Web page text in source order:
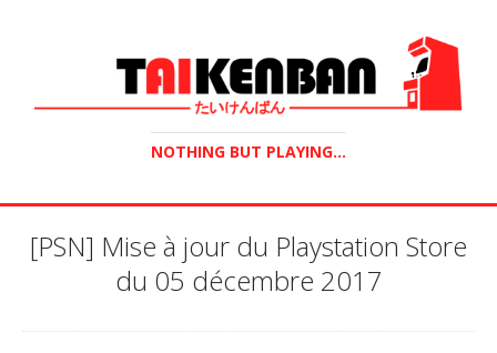
NOTHING BUT PLAYING...
[PSN] Mise à jour du Playstation Store
du 05 décembre 2017